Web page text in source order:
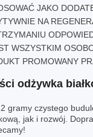
JAKO
NA
WSZYSTKIM
PROMOWANY
odżywka
gramy czystego
jak i rozwój.